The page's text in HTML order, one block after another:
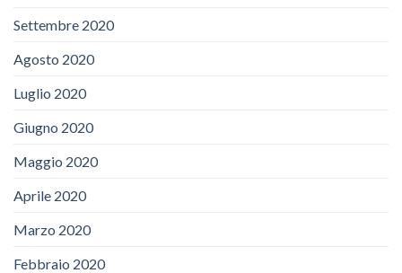
Settembre 2020
Agosto 2020
Luglio 2020
Giugno 2020
Maggio 2020
Aprile 2020
Marzo 2020
Febbraio 2020